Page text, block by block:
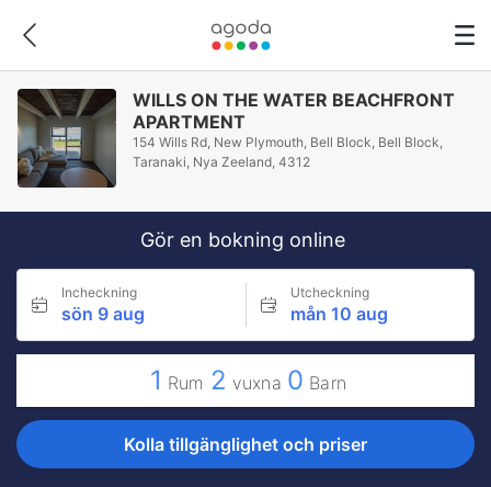
WILLS ON THE WATER BEACHFRONT
APARTMENT
154 Wills Rd, New Plymouth, Bell Block, Bell Block,
Taranaki, Nya Zeeland, 4312
Gör en bokning online
Incheckning
sön 9 aug
Utcheckning
mån 10 aug
1 Rum 2 vuxna 0 Barn
Kolla tillgänglighet och priser